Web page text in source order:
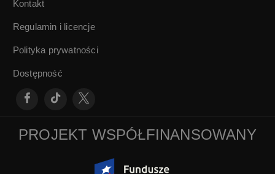
Kontakt
Regulamin i licencje
Polityka prywatności
Dostępność
PROJEKT WSPÓŁFINANSOWANY